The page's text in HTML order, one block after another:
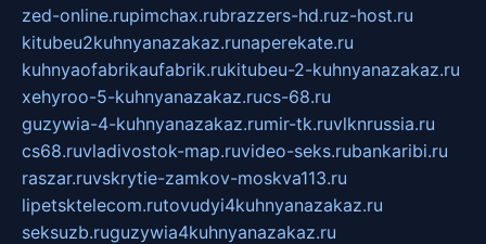
zed-online.rupimchax.rubrazzers-hd.ruz-host.ru
kitubeu2kuhnyanazakaz.runaperekate.ru
kuhnyaofabrikaufabrik.rukitubeu-2-kuhnyanazakaz.ru
xehyroo-5-kuhnyanazakaz.rucs-68.ru
guzywia-4-kuhnyanazakaz.rumir-tk.ruvlknrussia.ru
cs68.ruvladivostok-map.ruvideo-seks.rubankaribi.ru
raszar.ruvskrytie-zamkov-moskva113.ru
lipetsktelecom.rutovudyi4kuhnyanazakaz.ru
seksuzb.ruguzywia4kuhnyanazakaz.ru